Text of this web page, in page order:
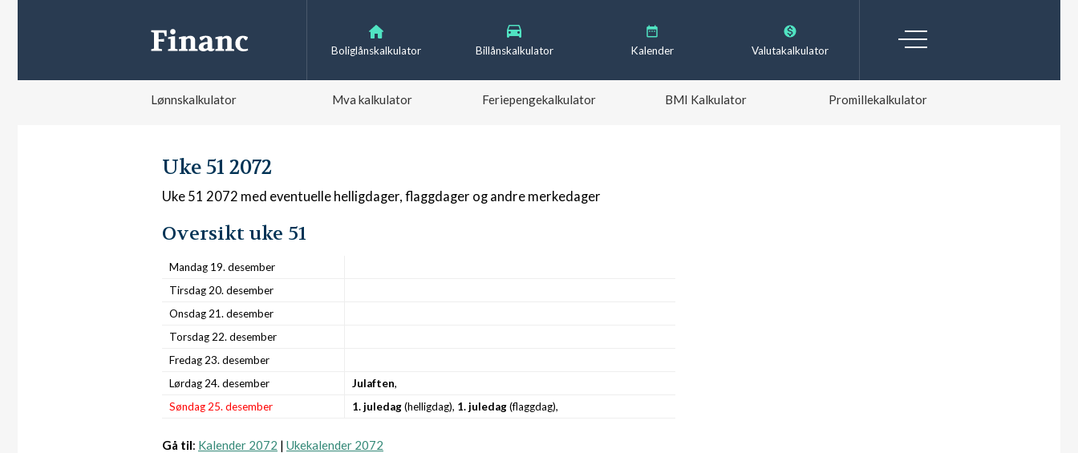
Boliglånskalkulator Billånskalkulator Kalender Valutakalkulator
Lønnskalkulator Mva kalkulator Feriepengekalkulator BMI Kalkulator Promillekalkulator
Uke 51 2072
Uke 51 2072 med eventuelle helligdager, flaggdager og andre merkedager
Oversikt uke 51
Mandag 19. desember
Tirsdag 20. desember
Onsdag 21. desember
Torsdag 22. desember
Fredag 23. desember
Lørdag 24. desember
Julaften,
Søndag 25. desember
1. juledag(helligdag), 1. juledag(flaggdag),
Gå til: Kalender 2072 | Ukekalender 2072